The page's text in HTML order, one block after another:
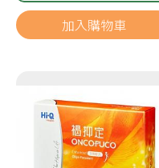
加入購物車